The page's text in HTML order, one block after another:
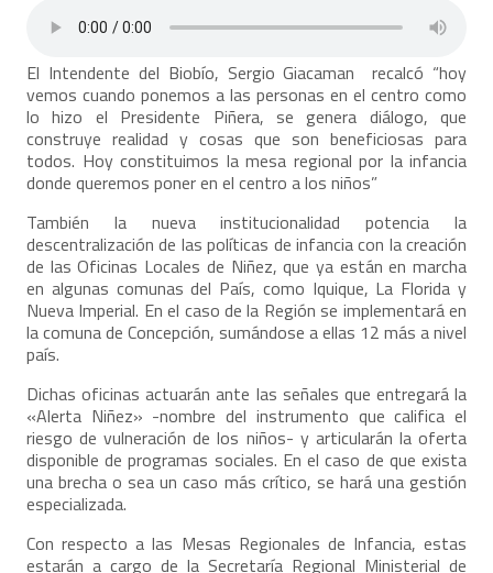
El Intendente del Biobío, Sergio Giacaman recalcó “hoy
vemos cuando ponemos a las personas en el centro como
lo hizo el Presidente Piñera, se genera diálogo, que
construye realidad y cosas que son beneficiosas para
todos. Hoy constituimos la mesa regional por la infancia
donde queremos poner en el centro a los niños”
También la nueva institucionalidad potencia la
descentralización de las políticas de infancia con la creación
de las Oficinas Locales de Niñez, que ya están en marcha
en algunas comunas del País, como Iquique, La Florida y
Nueva Imperial. En el caso de la Región se implementará en
la comuna de Concepción, sumándose a ellas 12 más a nivel
país.
Dichas oficinas actuarán ante las señales que entregará la
«Alerta Niñez» -nombre del instrumento que califica el
riesgo de vulneración de los niños- y articularán la oferta
disponible de programas sociales. En el caso de que exista
una brecha o sea un caso más crítico, se hará una gestión
especializada.
Con respecto a las Mesas Regionales de Infancia, estas
estarán a cargo de la Secretaría Regional Ministerial de